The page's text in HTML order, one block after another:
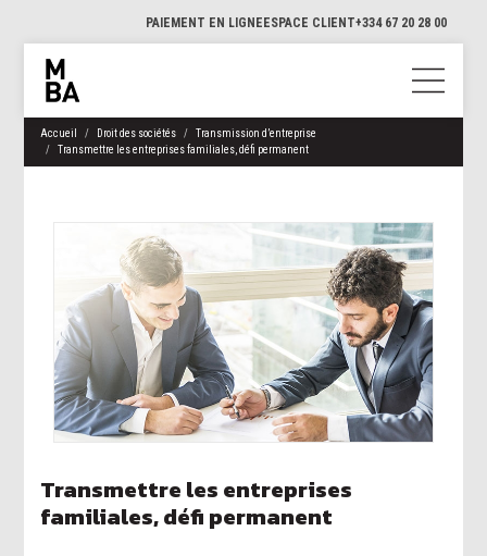
PAIEMENT EN LIGNEESPACE CLIENT+334 67 20 28 00
Accueil Droit des sociétés
Transmission d’entreprise
Transmettre les entreprises familiales, défi permanent
Transmettre les entreprises
familiales, défi permanent